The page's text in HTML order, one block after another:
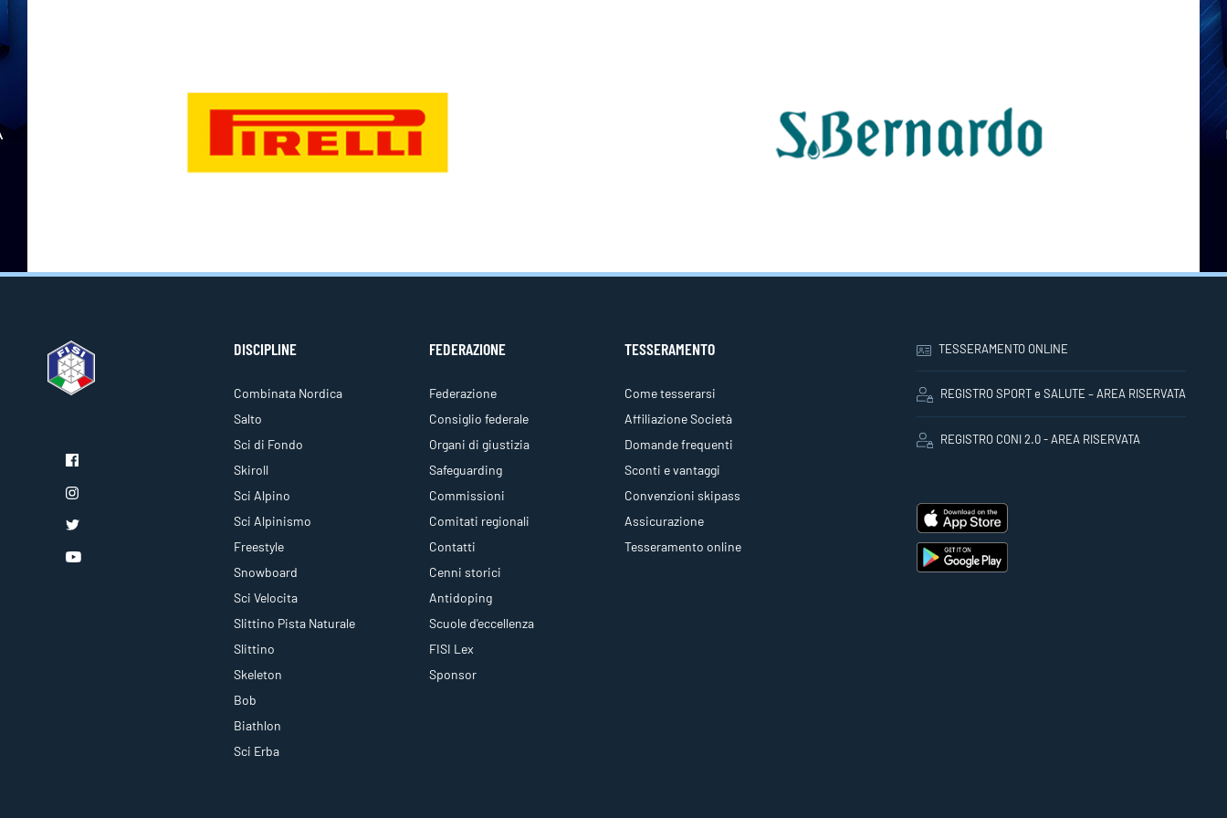
DISCIPLINE
Combinata Nordica
Salto
Sci di Fondo
Skiroll
Sci Alpino
Sci Alpinismo
Freestyle
Snowboard
Sci Velocita
Slittino Pista Naturale
Slittino
Skeleton
Bob
Biathlon
Sci Erba
FEDERAZIONE
Federazione
Consiglio federale
Organi di giustizia
Safeguarding
Commissioni
Comitati regionali
Contatti
Cenni storici
Antidoping
Scuole d'eccellenza
FISI Lex
Sponsor
TESSERAMENTO
Come tesserarsi
Affiliazione Società
Domande frequenti
Sconti e vantaggi
Convenzioni skipass
Assicurazione
Tesseramento online
TESSERAMENTO ONLINE
REGISTRO SPORT e SALUTE – AREA RISERVATA
REGISTRO CONI 2.0 - AREA RISERVATA